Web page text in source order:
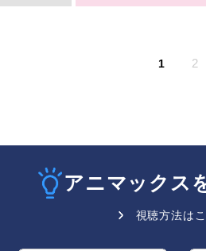
1 2
アニマックス
視聴方法は